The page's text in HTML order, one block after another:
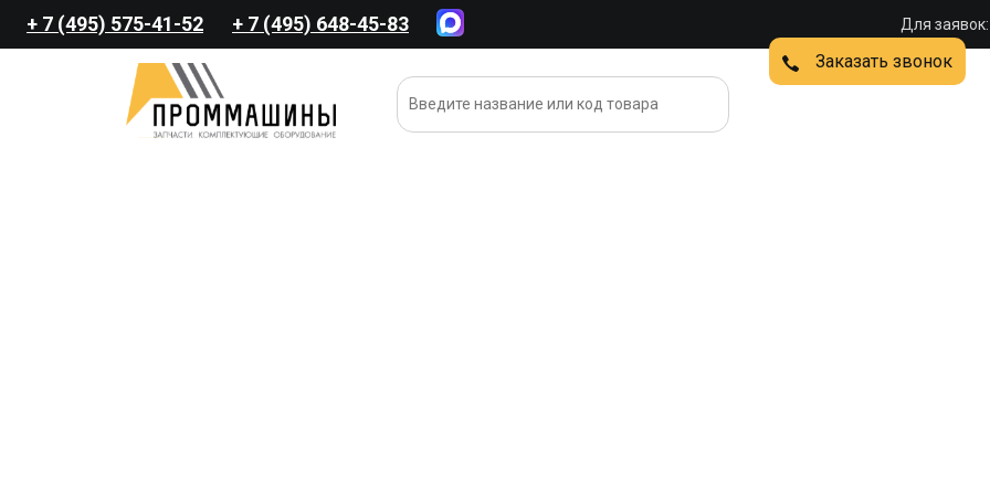
+ 7 (495) 575-41-52 + 7 (495) 648-45-83 Для заявок:
Заказать звонок